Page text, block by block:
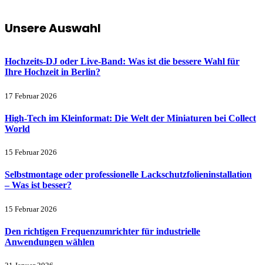
Unsere Auswahl
Hochzeits-DJ oder Live-Band: Was ist die bessere Wahl für
Ihre Hochzeit in Berlin?
17 Februar 2026
High-Tech im Kleinformat: Die Welt der Miniaturen bei Collect
World
15 Februar 2026
Selbstmontage oder professionelle Lackschutzfolieninstallation
– Was ist besser?
15 Februar 2026
Den richtigen Frequenzumrichter für industrielle
Anwendungen wählen